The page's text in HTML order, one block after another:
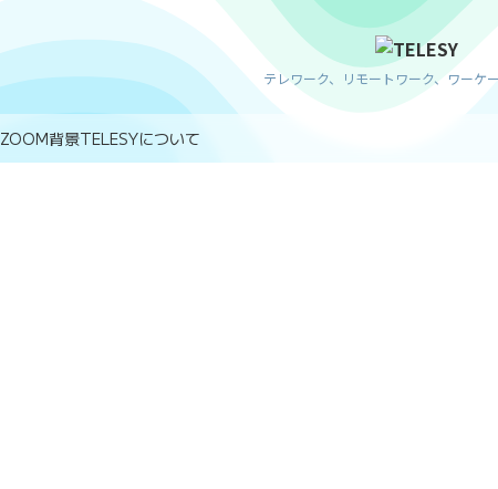
テレワーク、リモートワーク、ワーケ
ZOOM背景TELESYについて